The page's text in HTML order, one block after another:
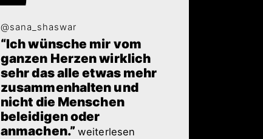
@sana_shaswar
“Ich wünsche mir vom
ganzen Herzen wirklich
sehr das alle etwas mehr
zusammenhalten und
nicht die Menschen
beleidigen oder
anmachen.”weiterlesen